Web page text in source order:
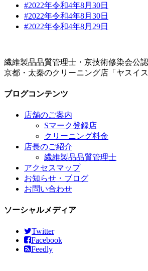
#2022年令和4年8月30日
#2022年令和4年8月30日
#2022年令和4年8月29日
繊維製品品質管理士・京技術修染会公
京都・太秦のクリーニング店「ヤスイ
ブログコンテンツ
店舗のご案内
Sマーク登録店
クリーニング料金
店長のご紹介
繊維製品品質管理士
アクセスマップ
お知らせ・ブログ
お問い合わせ
ソーシャルメディア
Twitter
Facebook
Feedly